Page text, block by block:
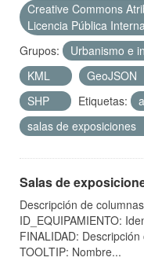
Creative Commons
Licencia Pública
Grupos:
Urbanismo e
KML
GeoJSON
SHP
Etiquetas:
salas de exposiciones
Salas de
Descripción de
ID_EQUIPAMIENTO:
FINALIDAD:
TOOLTIP: Nombre...